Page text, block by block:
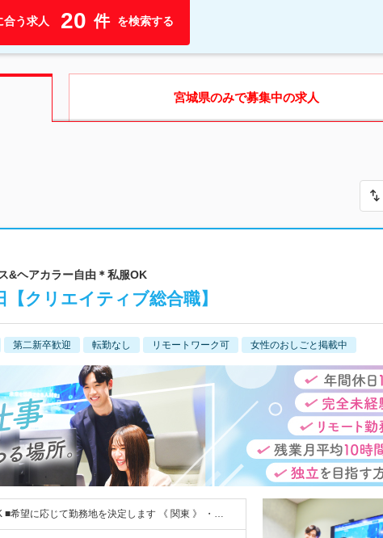
合う求人 20 件 を検索する
宮城県のみで募集中の求人
&ヘアカラー自由＊私服OK
クリエイティブ総合職】
第二新卒歓迎 転勤なし リモートワーク可 女性のおしごと掲載中
■希望に応じて勤務地を決定します 《 関東 》 ・…